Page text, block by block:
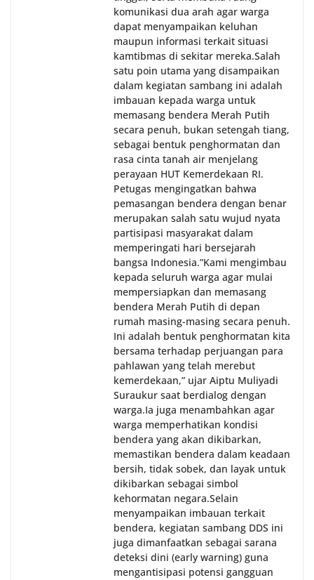
komunikasi dua arah agar warga
dapat menyampaikan keluhan
maupun informasi terkait situasi
kamtibmas di sekitar mereka.‎‎‎Salah
satu poin utama yang disampaikan
dalam kegiatan sambang ini adalah
imbauan kepada warga untuk
memasang bendera Merah Putih
secara penuh, bukan setengah tiang,
sebagai bentuk penghormatan dan
rasa cinta tanah air menjelang
perayaan HUT Kemerdekaan RI.
Petugas mengingatkan bahwa
pemasangan bendera dengan benar
merupakan salah satu wujud nyata
partisipasi masyarakat dalam
memperingati hari bersejarah
bangsa Indonesia.‎‎”Kami mengimbau
kepada seluruh warga agar mulai
mempersiapkan dan memasang
bendera Merah Putih di depan
rumah masing-masing secara penuh.
Ini adalah bentuk penghormatan kita
bersama terhadap perjuangan para
pahlawan yang telah merebut
kemerdekaan,” ujar Aiptu Muliyadi
Suraukur saat berdialog dengan
warga.‎‎Ia juga menambahkan agar
warga memperhatikan kondisi
bendera yang akan dikibarkan,
memastikan bendera dalam keadaan
bersih, tidak sobek, dan layak untuk
dikibarkan sebagai simbol
kehormatan negara.‎‎‎Selain
menyampaikan imbauan terkait
bendera, kegiatan sambang DDS ini
juga dimanfaatkan sebagai sarana
deteksi dini (early warning) guna
mengantisipasi potensi gangguan